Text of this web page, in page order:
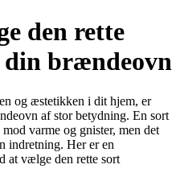
den rette
brændeovn
og æstetikken i dit hjem, er
af stor betydning. En sort
varme og gnister, men det
indretning. Her er en
at vælge den rette sort